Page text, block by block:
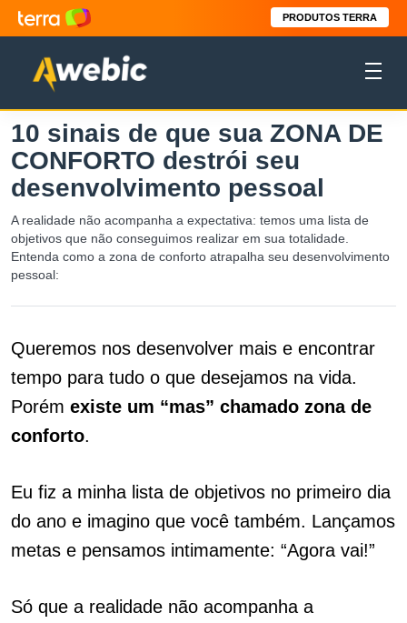
PRODUTOS TERRA
10 sinais de que sua ZONA DE
CONFORTO destrói seu
desenvolvimento pessoal
A realidade não acompanha a expectativa: temos uma lista de
objetivos que não conseguimos realizar em sua totalidade.
Entenda como a zona de conforto atrapalha seu desenvolvimento
pessoal:
Queremos nos desenvolver mais e encontrar
tempo para tudo o que desejamos na vida.
Porém existe um “mas” chamado zona de
conforto.
Eu fiz a minha lista de objetivos no primeiro dia
do ano e imagino que você também. Lançamos
metas e pensamos intimamente: “Agora vai!”
Só que a realidade não acompanha a